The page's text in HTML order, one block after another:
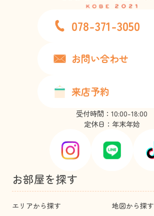
078-371-3050
お問い合わせ
来店予約
受付時間：10:00-18:00
定休日：年末年始
お部屋を探す
エリアから探す
地図から探す